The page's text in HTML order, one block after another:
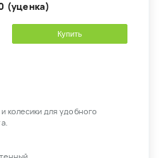
(уценка)
Купить
колесики для удобного